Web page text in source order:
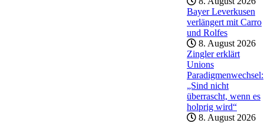
Bayer Leverkusen
verlängert mit Carro
und Rolfes
8. August 2026
Zingler erklärt
Unions
Paradigmenwechsel:
„Sind nicht
überrascht, wenn es
holprig wird“
8. August 2026